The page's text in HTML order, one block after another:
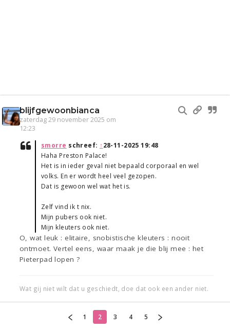
blijfgewoonbianca
zaterdag 29 november 2025 om
12:23
smorre schreef: ↑28-11-2025 19:48
Haha Preston Palace!
Het is in ieder geval niet bepaald corporaal en wel
volks. En er wordt heel veel gezopen.
Dat is gewoon wel wat het is.
Zelf vind ik t nix.
Mijn pubers ook niet.
Mijn kleuters ook niet.
O, wat leuk : elitaire, snobistische kleuters : nooit
ontmoet. Vertel eens, waar maak je die blij mee : het
Pieterpad lopen ?
Wat gij niet wilt dat u geschiedt, doe dat ook een ander niet.
1 2 3 4 5